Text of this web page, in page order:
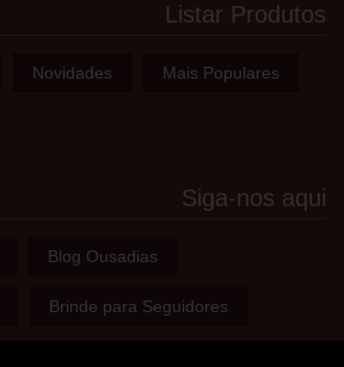
Listar Produtos
Novidades Mais Populares
Siga-nos aqui
Blog Ousadias
Brinde para Seguidores